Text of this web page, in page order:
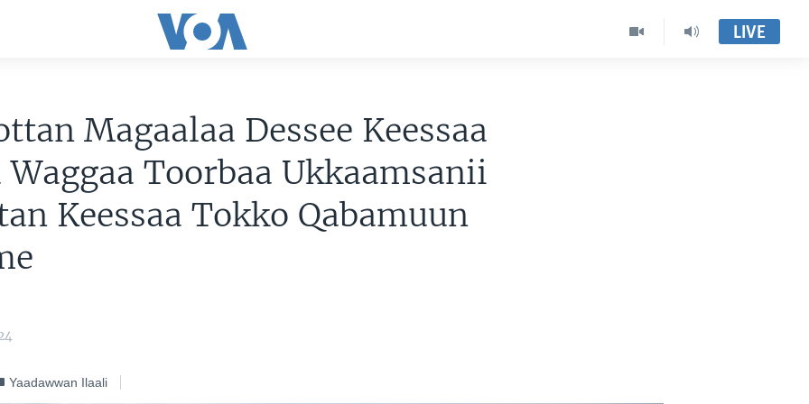
LIVE
Magaalaa Dessee Keessaa
Waggaa Toorbaa Ukkaamsanii
Keessaa Tokko Qabamuun
Yaadawwan Ilaali